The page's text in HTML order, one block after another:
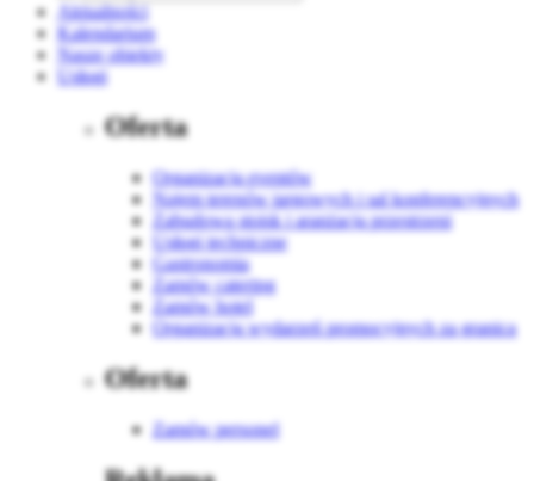
Aktualności
Kalendarium
Nasze obiekty
Usługi
Oferta
Organizacja eventów
Najem terenów targowych i sal konferencyjnych
Zabudowa stoisk i aranżacja przestrzeni
Usługi techniczne
Gastronomia
Zamów catering
Zamów hotel
Organizacja wydarzeń promocyjnych za granicą
Oferta
Zamów personel